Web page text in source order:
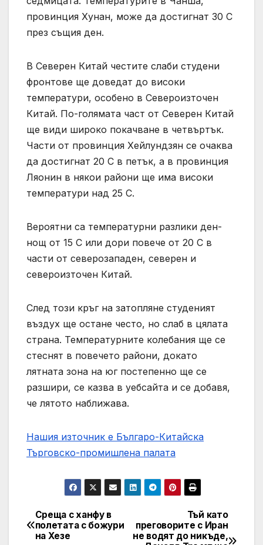
провинция Хунан, може да достигнат 30 C
през същия ден.
В Северен Китай честите слаби студени
фронтове ще доведат до високи
температури, особено в Североизточен
Китай. По-голямата част от Северен Китай
ще види широко покачване в четвъртък.
Части от провинция Хейлундзян се очаква
да достигнат 20 C в петък, а в провинция
Ляонин в някои райони ще има високи
температури над 25 C.
Вероятни са температурни разлики ден-
нощ от 15 C или дори повече от 20 C в
части от северозападен, северен и
североизточен Китай.
След този кръг на затопляне студеният
въздух ще остане често, но слаб в цялата
страна. Температурните колебания ще се
стеснят в повечето райони, докато
лятната зона на юг постепенно ще се
разшири, се казва в уебсайта и се добавя,
че лятото наближава.
Нашия източник е Българо-Китайска
Търговско-промишлена палaта
Post
Тъй като
преговорите с Иран
не водят до никъде,
Среща с ханфу в
полетата с божури
на Хезе